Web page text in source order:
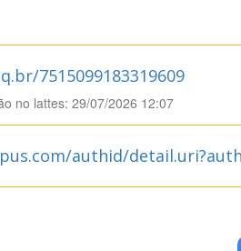
7515099183319609
no lattes: 29/07/2026 12:07
authid/